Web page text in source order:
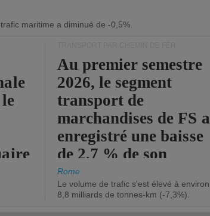
maritime a diminué de -0,5%.
Au premier semestre
2026, le segment
transport de
marchandises de FS a
enregistré une baisse
de 2,7 % de son
chiffre d'affaires
opérationnel.
Rome
Le volume de trafic s'est élevé à environ
8,8 milliards de tonnes-km (-7,3%).